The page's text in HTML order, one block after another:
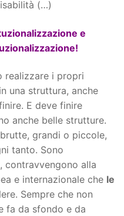
(…)
e
realizzare i propri
una struttura, anche
E deve finire
anche belle strutture.
grandi o piccole,
tanto. Sono
contravvengono alla
e internazionale che le
Sempre che non
fa da sfondo e da